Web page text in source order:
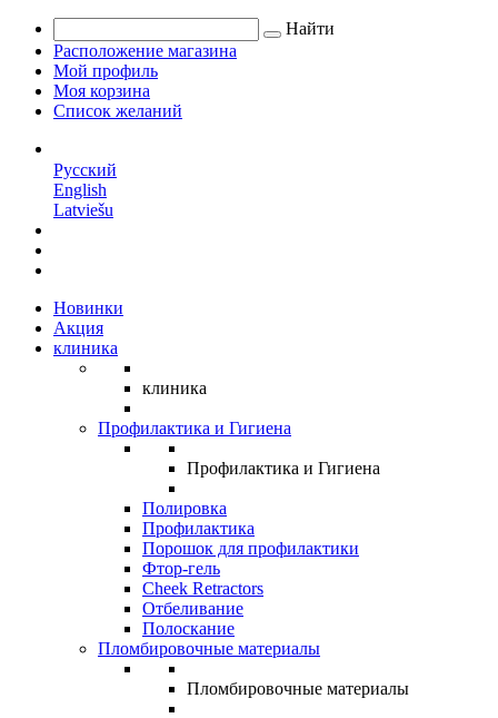
Найти
Расположение магазина
Мой профиль
Моя корзина
Список желаний
Русский
English
Latviešu
Новинки
Акция
клиника
клиника
Профилактика и Гигиена
Профилактика и Гигиена
Полировка
Профилактика
Порошок для профилактики
Фтор-гель
Cheek Retractors
Отбеливание
Полоскание
Пломбировочные материалы
Пломбировочные материалы